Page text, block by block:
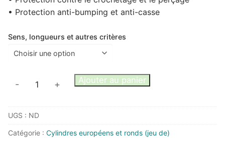
• Protection anti-bumping et anti-casse
Sens, longueurs et autres critères
quantité
RADIAL
R
- + Ajouter au panier
UGS : ND
Catégorie : Cylindres européens et ronds (jeu de)